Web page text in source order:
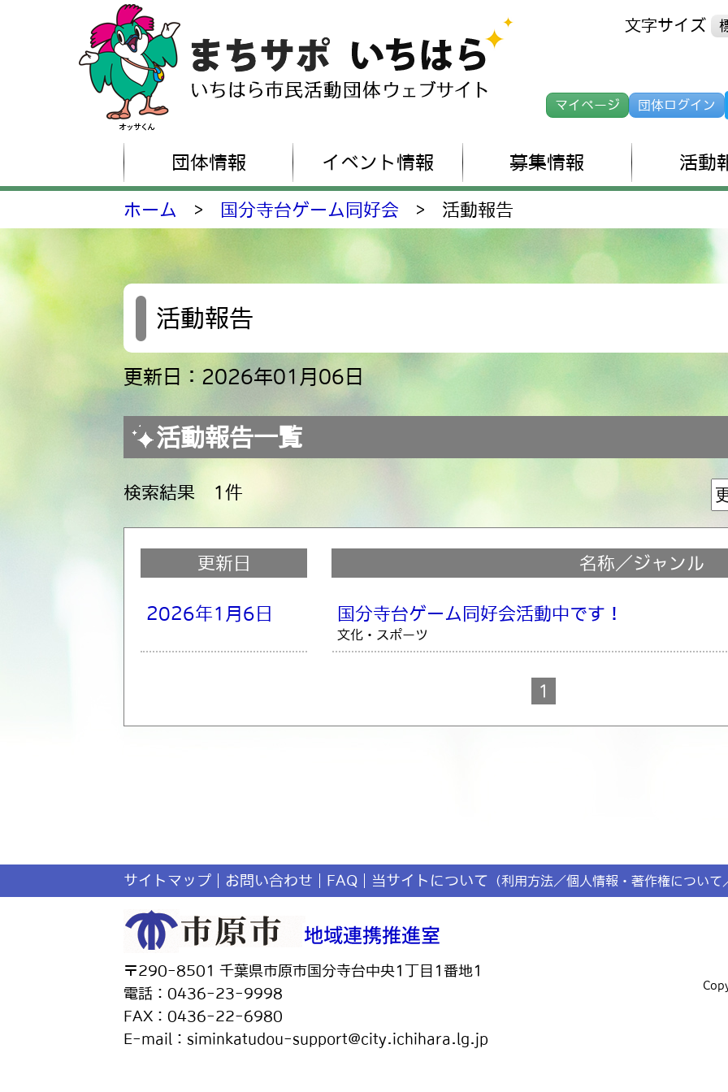
文字サイズ
マイページ 団体ログイン
団体情報 イベント情報 募集情報 活動
ホーム > 国分寺台ゲーム同好会 > 活動報告
活動報告
更新日：2026年01月06日
活動報告一覧
検索結果 1件
更新日 名称／ジャンル
2026年1月6日 国分寺台ゲーム同好会活動中です！
文化・スポーツ
1
サイトマップ お問い合わせ FAQ 当サイトについて （利用方法／個人情報・著作権について
〒290-8501 千葉県市原市国分寺台中央1丁目1番地1
電話：0436-23-9998
FAX：0436-22-6980
E-mail：siminkatudou-support@city.ichihara.lg.jp